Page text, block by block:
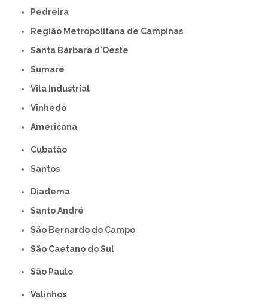
Pedreira
Região Metropolitana de Campinas
Santa Bárbara d'Oeste
Sumaré
Vila Industrial
Vinhedo
americana
Cubatão
Santos
Diadema
Santo André
São Bernardo do Campo
São Caetano do Sul
São Paulo
Valinhos